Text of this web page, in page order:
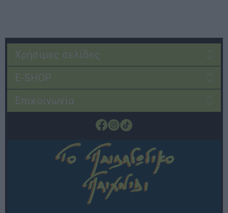
Χρήσιμες σελίδες
E-SHOP
Επικοινωνία